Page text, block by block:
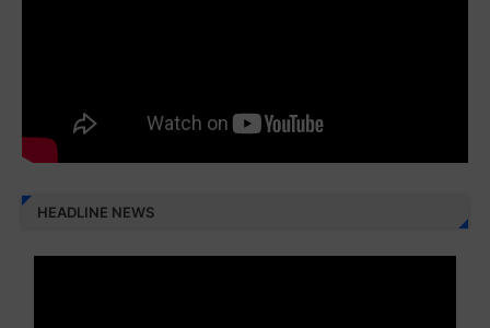
HEADLINE NEWS